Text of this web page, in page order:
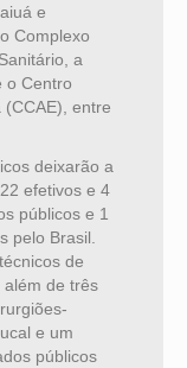
e
Complexo
a
o Centro
(CCAE), entre
deixarão a
efetivos e 4
públicos e 1
pelo Brasil.
de
de três
e um
públicos